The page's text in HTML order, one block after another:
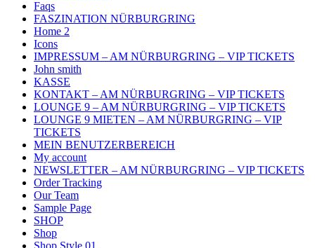
Faqs
FASZINATION NÜRBURGRING
Home 2
Icons
IMPRESSUM – AM NÜRBURGRING – VIP TICKETS
John smith
KASSE
KONTAKT – AM NÜRBURGRING – VIP TICKETS
LOUNGE 9 – AM NÜRBURGRING – VIP TICKETS
LOUNGE 9 MIETEN – AM NÜRBURGRING – VIP
TICKETS
MEIN BENUTZERBEREICH
My account
NEWSLETTER – AM NÜRBURGRING – VIP TICKETS
Order Tracking
Our Team
Sample Page
SHOP
Shop